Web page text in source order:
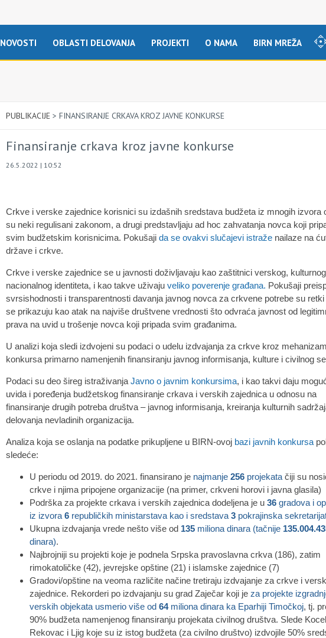
NOVOSTI OBLASTI DELOVANJA PROJEKTI O NAMA BIRN MREŽA
PUBLIKACIJE > FINANSIRANJE CRKAVA KROZ JAVNE KONKURSE
Finansiranje crkava kroz javne konkurse
26.5.2022 | 10:52
Crkve i verske zajednice korisnici su izdašnih sredstava budžeta iz mnogih izvora
su neki regulisani zakonom, a drugi predstavljaju ad hoc zahvatanja novca koji
svim budžetskim korisnicima. Pokušaji da se ovakvi slučajevi istraže nailaze na
države i crkve.
Crkve i verske zajednice se u javnosti doživljavaju kao zaštitnici verskog,
nacionalnog identiteta, i kao takve uživaju veliko poverenje građana. Pokušaji
svrsishodnosti i transparentnosti davanja javnog novca za crkvene potrebe su
se prikazuju kao atak na najviše društvene vrednosti što odvraća javnost od
prava na uvid u trošenje novca koji pripada svim građanima.
U analizi koja sledi izdvojeni su podaci o udelu izdvajanja za crkve kroz
konkursa primarno namenjenih finansiranju javnog informisanja, kulture i civilnog
Podaci su deo šireg istraživanja Javno o javnim konkursima, i kao takvi daju
uvida i poređenja budžetskog finansiranje crkava i verskih zajednica u odnosu na
finansiranje drugih potreba društva – javnog informisanja, kreiranja kulturnih
delovanja nevladinih organizacija.
Analiza koja se oslanja na podatke prikupljene u BIRN-ovoj bazi javnih konkursa
sledeće:
U periodu od 2019. do 2021. finansirano je najmanje 256 projekata čiji su
crkve i njima pripojene organizacije (na primer, crkveni horovi i javna glasila)
Podrška za projekte crkava i verskih zajednica dodeljena je u 36 gradova i
iz izvora 6 republičkih ministarstava kao i sredstava 3 pokrajinska
Ukupna izdvajanja vrede nešto više od 135 miliona dinara (tačnije
dinara).
Najbrojniji su projekti koje je podnela Srpska pravoslavna crkva (186), zatim
rimokatoličke (42), jevrejske opštine (21) i islamske zajednice (7)
Gradovi/opštine na veoma različite načine tretiraju izdvajanje za crkve i
zajednice. Rekorderi po izdvajanju su grad Zaječar koji je za projekte
verskih objekata usmerio više od 64miliona dinara ka Eparhiji Timočkoj, tj.
90% budžeta namenjenog finansiranju projekata civilnog društva. Slede
Rekovac i Ljig koje su iz istog budžeta (za civilno društvo) izdvojile 50%